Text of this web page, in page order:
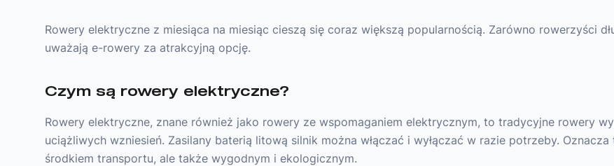
Rowery elektryczne z miesiąca na miesiąc cieszą się coraz większą popularnością. Zarówno rowerzyści
uważają e-rowery za atrakcyjną opcję.
Czym są rowery elektryczne?
Rowery elektryczne, znane również jako rowery ze wspomaganiem elektrycznym, to tradycyjne rowery
uciążliwych wzniesień. Zasilany baterią litową silnik można włączać i wyłączać w razie potrzeby.
środkiem transportu, ale także wygodnym i ekologicznym.